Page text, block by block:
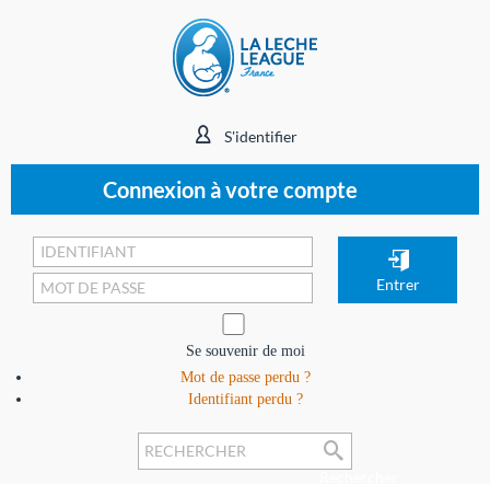
S'identifier
Connexion à votre compte
Se souvenir de moi
Mot de passe perdu ?
Identifiant perdu ?